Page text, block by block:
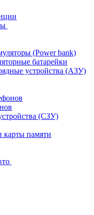
(Power bank)
батарейки
устройства (АЗУ)
(СЗУ)
карты памяти